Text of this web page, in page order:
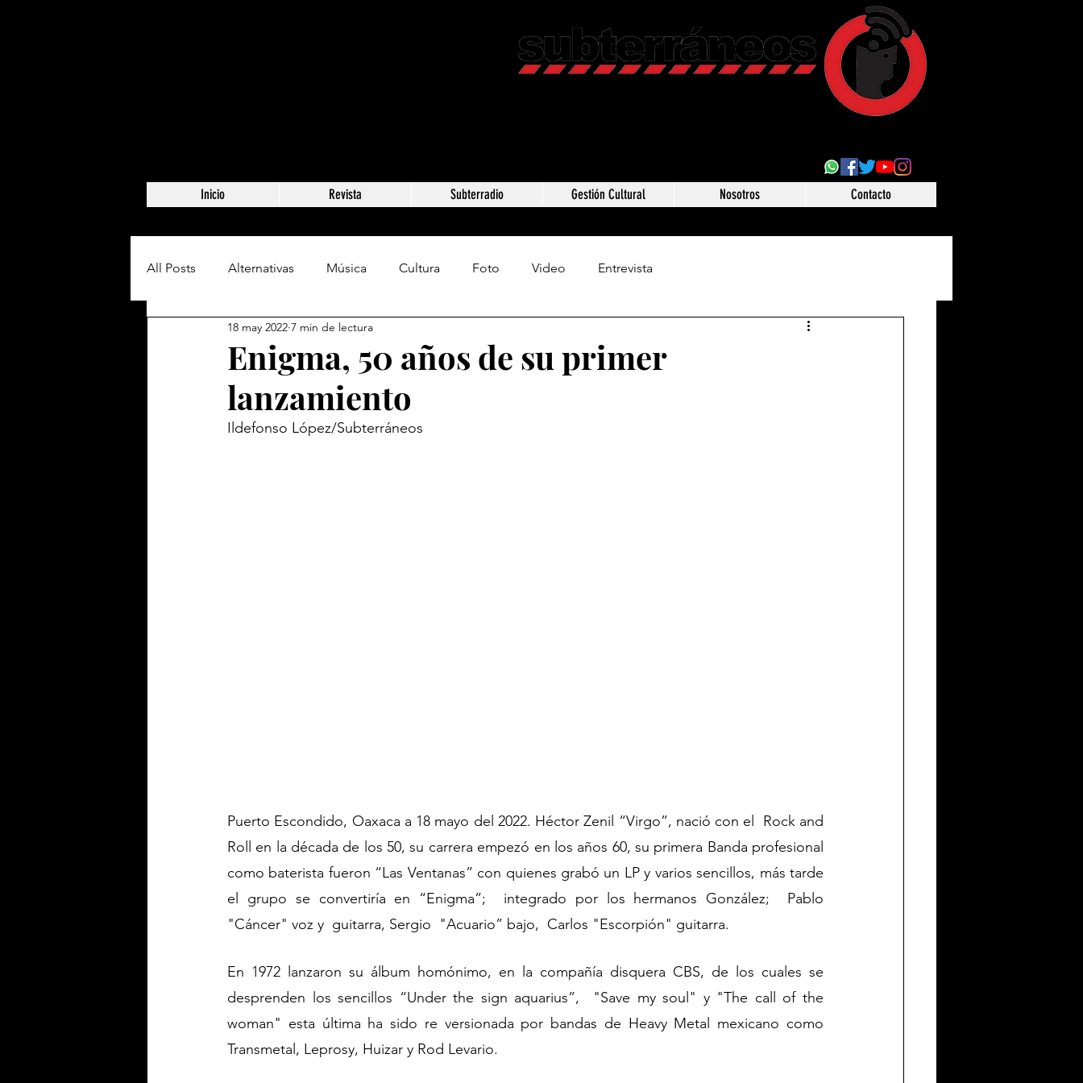
Inicio Revista Subterradio Gestión Cultural Nosotros Contacto
All Posts Alternativas Música Cultura Foto Video Entrevista
Enigma, 50 años de su primer
lanzamiento
18 may 2022 7 min de lectura
Ildefonso López/Subterráneos
Puerto Escondido, Oaxaca a 18 mayo del 2022. Héctor Zenil “Virgo”, nació con el  Rock and
Roll en la década de los 50, su carrera empezó en los años 60, su primera Banda profesional
como baterista fueron “Las Ventanas” con quienes grabó un LP y varios sencillos, más tarde
el grupo se convertiría en “Enigma”;  integrado por los hermanos González;  Pablo
"Cáncer" voz y  guitarra, Sergio  "Acuario” bajo,  Carlos "Escorpión" guitarra.
En 1972 lanzaron su álbum homónimo, en la compañía disquera CBS, de los cuales se
desprenden los sencillos “Under the sign aquarius”,  "Save my soul" y "The call of the
woman" esta última ha sido re versionada por bandas de Heavy Metal mexicano como
Transmetal, Leprosy, Huizar y Rod Levario.